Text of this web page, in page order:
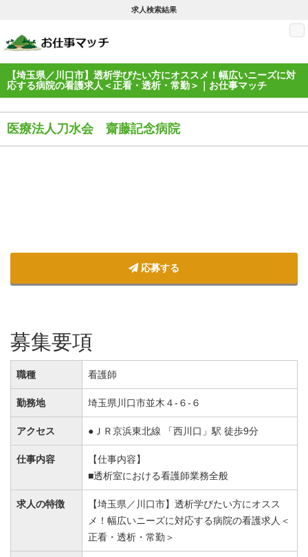
求人検索結果
【埼玉県／川口市】透析学びたい方にオススメ！幅広いニーズに対
応する病院の看護求人＜正看・透析・常勤＞｜お仕事マッチ
医療法人刀水会 齋藤記念病院
応募する
募集要項
職種 看護師
勤務地 埼玉県川口市並木４-６-６
アクセス ●ＪＲ京浜東北線 「西川口」駅 徒歩9分
仕事内容
【仕事内容】
■透析室における看護師業務全般
求人の特徴
【埼玉県／川口市】透析学びたい方にオスス
メ！幅広いニーズに対応する病院の看護求人＜
正看・透析・常勤＞